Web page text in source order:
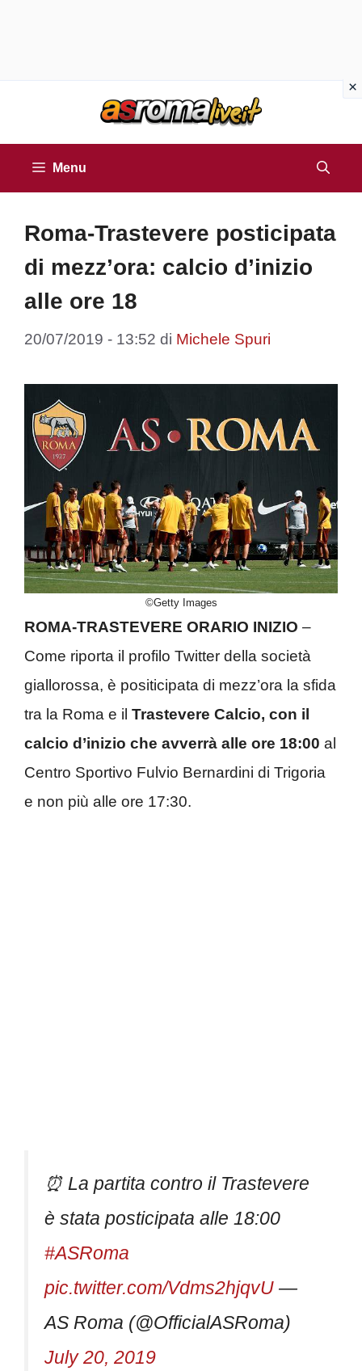
Menu
Roma-Trastevere posticipata
di mezz’ora: calcio d’inizio
alle ore 18
20/07/2019 - 13:52 di Michele Spuri
©Getty Images
ROMA-TRASTEVERE ORARIO INIZIO –
Come riporta il profilo Twitter della società
giallorossa, è positicipata di mezz’ora la sfida
tra la Roma e il Trastevere Calcio, con il
calcio d’inizio che avverrà alle ore 18:00 al
Centro Sportivo Fulvio Bernardini di Trigoria
e non più alle ore 17:30.
⏰ La partita contro il Trastevere
è stata posticipata alle 18:00
#ASRoma
pic.twitter.com/Vdms2hjqvU —
AS Roma (@OfficialASRoma)
July 20, 2019